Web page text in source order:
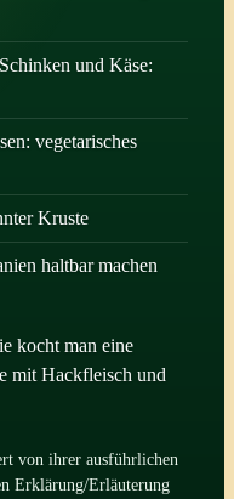
und Käse:
vegetarisches
Kruste
haltbar machen
kocht man eine
mit Hackfleisch und
von ihrer ausführlichen
Erklärung/Erläuterung